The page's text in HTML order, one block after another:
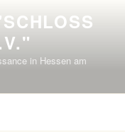
H
in Hessen am